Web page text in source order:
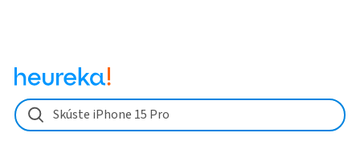
Skúste iPhone 15 Pro